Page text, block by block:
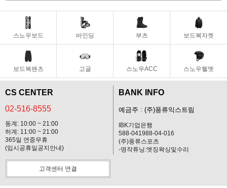
스노우보드 바인딩 부츠 보드복자켓
보드복팬츠 고글 스노우ACC 스노우헬멧
CS CENTER
02-516-8555
동계: 10:00 ~ 21:00
하계: 11:00 ~ 21:00
365일 연중무휴
(임시공휴일공지안내)
BANK INFO
예금주 : (주)풍류익스트림
IBK기업은행
588-041988-04-016
(주)풍류스포츠
-명작튜닝:엣징왁싱및수리
고객센터 연결